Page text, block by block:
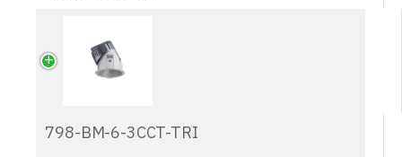
798-BM-6-3CCT-TRI